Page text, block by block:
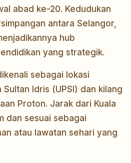
abad ke-20. Kedudukan
antara Selangor,
hub
yang strategik.
sebagai lokasi
Idris (UPSI) dan kilang
Proton. Jarak dari Kuala
dan sesuai sebagai
atau lawatan sehari yang